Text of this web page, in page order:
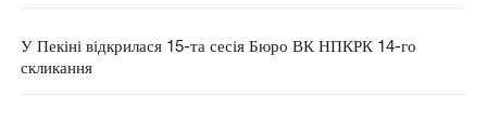
У Пекіні відкрилася 15-та сесія Бюро ВК НПКРК 14-го
скликання